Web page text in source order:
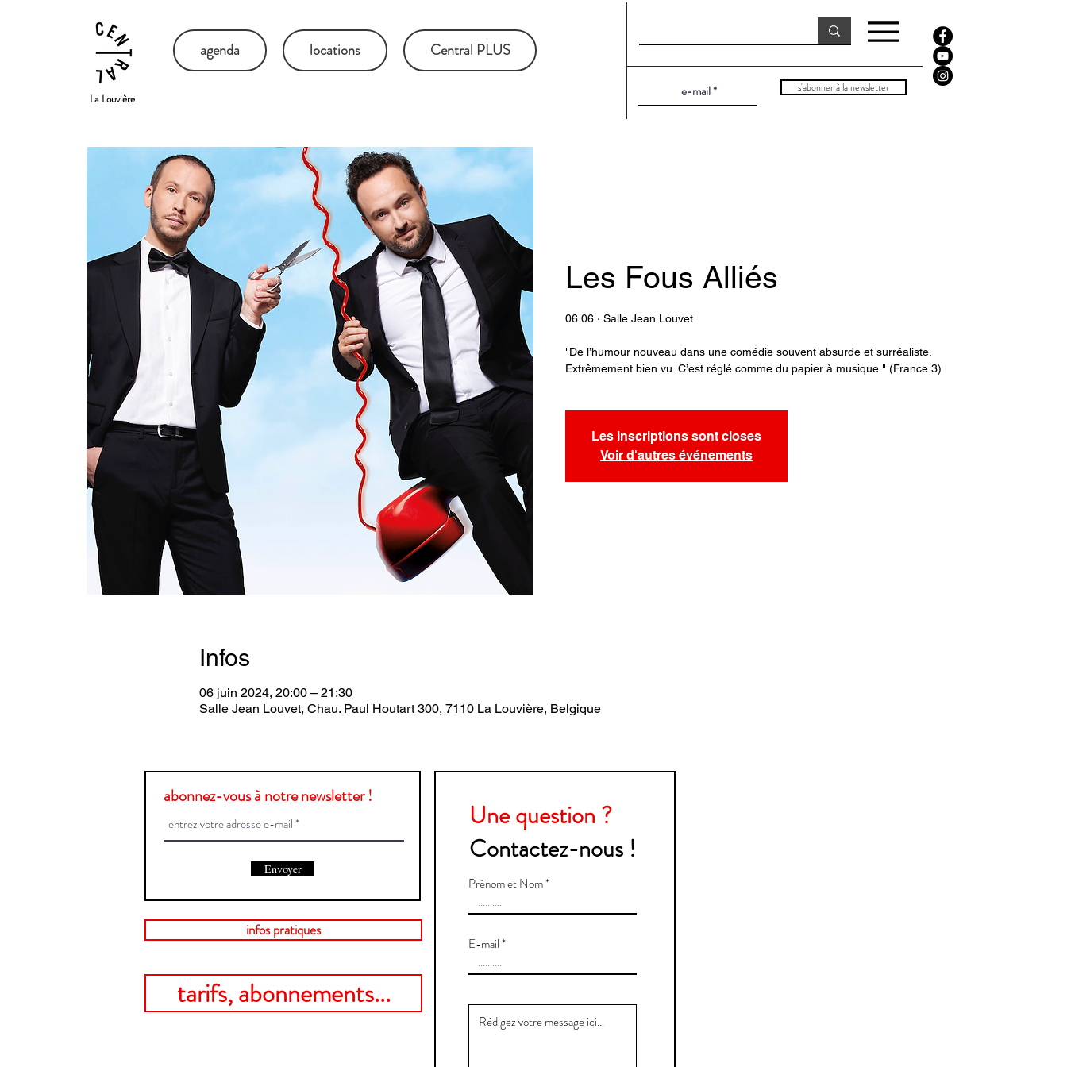
La Louvière
agenda locations Central PLUS
s'abonner à la newsletter
Les Fous Alliés
06.06 · Salle Jean Louvet
"De l’humour nouveau dans une comédie souvent absurde et surréaliste.
Extrêmement bien vu. C’est réglé comme du papier à musique." (France 3)
Les inscriptions sont closes
Voir d'autres événements
Infos
06 juin 2024, 20:00 – 21:30
Salle Jean Louvet, Chau. Paul Houtart 300, 7110 La Louvière, Belgique
abonnez-vous à notre newsletter !
Envoyer
infos pratiques
tarifs, abonnements...
Une question ?
Contactez-nous !
Prénom et Nom
E-mail